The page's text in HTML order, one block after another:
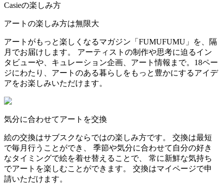
Casieの楽しみ方
アートの楽しみ方は無限大
アートがもっと楽しくなるマガジン「FUMUFUMU」を、隔
月でお届けします。 アーティストの制作や思考に迫るイン
タビューや、キュレーション企画、アート情報まで。18ペー
ジにわたり、アートのある暮らしをもっと豊かにするアイデ
アをお楽しみいただけます。
気分に合わせてアートを交換
絵の交換はサブスクならではの楽しみ方です。 交換は最短
で毎月行うことができ、 季節や気分に合わせて自分の好き
なタイミングで絵を着せ替えることで、 常に新鮮な気持ち
でアートを楽しむことができます。 交換はマイページで申
請いただけます。